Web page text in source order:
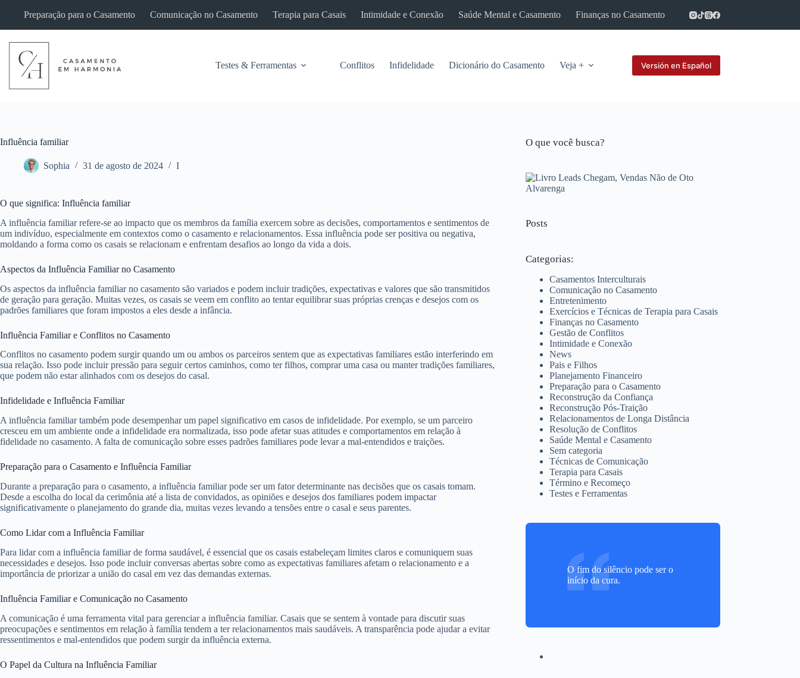
Preparação para o Casamento Comunicação no Casamento Terapia para Casais Intimidade e Conexão Saúde Mental e Casamento Finanças no Casamento Parcerias
Testes & Ferramentas Conflitos Infidelidade Dicionário do Casamento Veja + Versión en Español
Influência familiar
Sophia 31 de agosto de 2024 I
O que significa: Influência familiar
A influência familiar refere-se ao impacto que os membros da família exercem sobre as decisões, comportamentos e sentimentos de
um indivíduo, especialmente em contextos como o casamento e relacionamentos. Essa influência pode ser positiva ou negativa,
moldando a forma como os casais se relacionam e enfrentam desafios ao longo da vida a dois.
Aspectos da Influência Familiar no Casamento
Os aspectos da influência familiar no casamento são variados e podem incluir tradições, expectativas e valores que são transmitidos
de geração para geração. Muitas vezes, os casais se veem em conflito ao tentar equilibrar suas próprias crenças e desejos com os
padrões familiares que foram impostos a eles desde a infância.
Influência Familiar e Conflitos no Casamento
Conflitos no casamento podem surgir quando um ou ambos os parceiros sentem que as expectativas familiares estão interferindo em
sua relação. Isso pode incluir pressão para seguir certos caminhos, como ter filhos, comprar uma casa ou manter tradições familiares,
que podem não estar alinhados com os desejos do casal.
Infidelidade e Influência Familiar
A influência familiar também pode desempenhar um papel significativo em casos de infidelidade. Por exemplo, se um parceiro
cresceu em um ambiente onde a infidelidade era normalizada, isso pode afetar suas atitudes e comportamentos em relação à
fidelidade no casamento. A falta de comunicação sobre esses padrões familiares pode levar a mal-entendidos e traições.
Preparação para o Casamento e Influência Familiar
Durante a preparação para o casamento, a influência familiar pode ser um fator determinante nas decisões que os casais tomam.
Desde a escolha do local da cerimônia até a lista de convidados, as opiniões e desejos dos familiares podem impactar
significativamente o planejamento do grande dia, muitas vezes levando a tensões entre o casal e seus parentes.
Como Lidar com a Influência Familiar
Para lidar com a influência familiar de forma saudável, é essencial que os casais estabeleçam limites claros e comuniquem suas
necessidades e desejos. Isso pode incluir conversas abertas sobre como as expectativas familiares afetam o relacionamento e a
importância de priorizar a união do casal em vez das demandas externas.
Influência Familiar e Comunicação no Casamento
A comunicação é uma ferramenta vital para gerenciar a influência familiar. Casais que se sentem à vontade para discutir suas
preocupações e sentimentos em relação à família tendem a ter relacionamentos mais saudáveis. A transparência pode ajudar a evitar
ressentimentos e mal-entendidos que podem surgir da influência externa.
O Papel da Cultura na Influência Familiar
O que você busca?
Posts
Categorias:
Casamentos Interculturais
Comunicação no Casamento
Entretenimento
Exercícios e Técnicas de Terapia para Casais
Finanças no Casamento
Gestão de Conflitos
Intimidade e Conexão
News
Pais e Filhos
Planejamento Financeiro
Preparação para o Casamento
Reconstrução da Confiança
Reconstrução Pós-Traição
Relacionamentos de Longa Distância
Resolução de Conflitos
Saúde Mental e Casamento
Sem categoria
Técnicas de Comunicação
Terapia para Casais
Término e Recomeço
Testes e Ferramentas
O fim do silêncio pode ser o
início da cura.